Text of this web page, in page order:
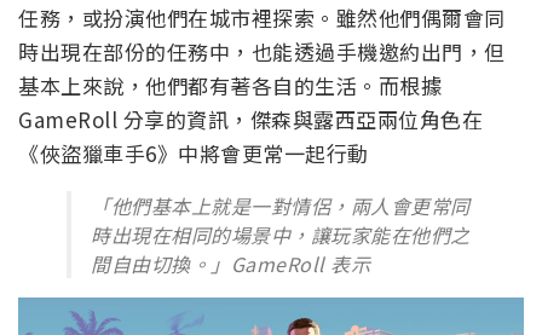
任務，或扮演他們在城市裡探索。雖然他們偶爾會同
時出現在部份的任務中，也能透過手機邀約出門，但
基本上來說，他們都有著各自的生活。而根據
GameRoll 分享的資訊，傑森與露西亞兩位角色在
《俠盜獵車手6》中將會更常一起行動
「他們基本上就是一對情侶，兩人會更常同
時出現在相同的場景中，讓玩家能在他們之
間自由切換。」GameRoll 表示